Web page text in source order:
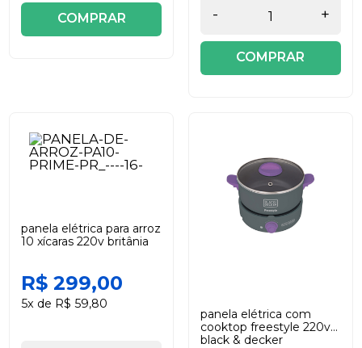
COMPRAR - +
COMPRAR
panela elétrica para arroz
10 xícaras 220v britânia
R$ 299,00
5x de R$ 59,80
panela elétrica com
cooktop freestyle 220v
black & decker